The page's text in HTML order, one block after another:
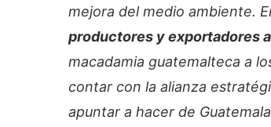
mejora del medio ambiente.
productores y exportadores
macadamia guatemalteca a
contar con la alianza
apuntar a hacer de